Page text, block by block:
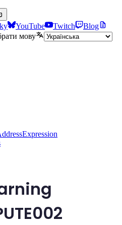
YouTube Twitch
Blog
мову